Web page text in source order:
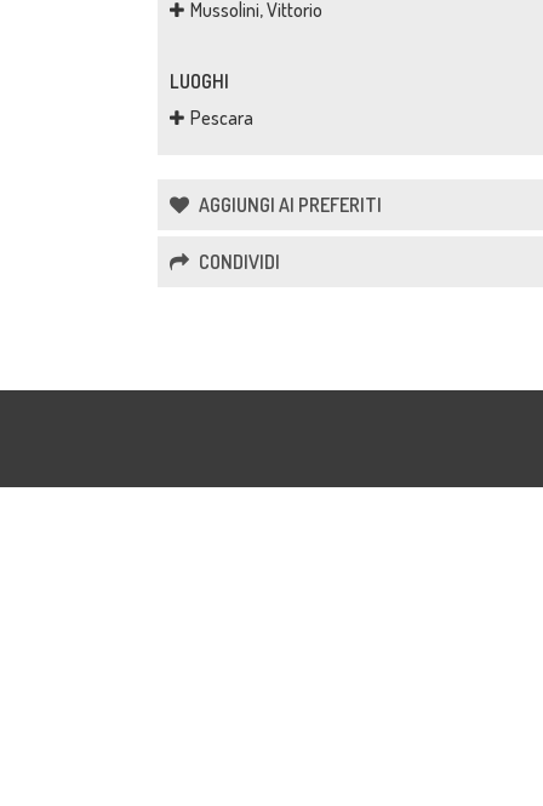
Mussolini, Vittorio
LUOGHI
Pescara
AGGIUNGI AI PREFERITI
CONDIVIDI